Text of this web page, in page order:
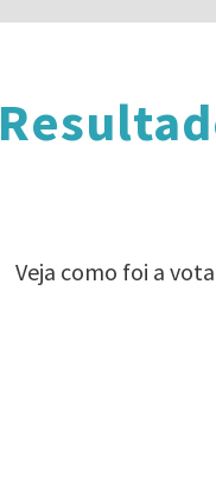
Veja como foi a